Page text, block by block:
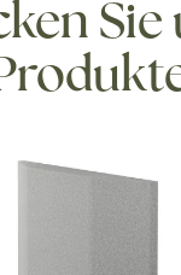
Sie